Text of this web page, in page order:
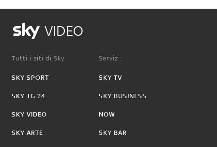
VIDEO
Tutti i siti di Sky:
SKY SPORT
SKY TG 24
SKY VIDEO
SKY ARTE
Servizi:
SKY TV
SKY BUSINESS
NOW
SKY BAR